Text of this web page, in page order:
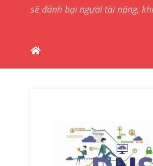
sẽ đánh bại người tài năng,